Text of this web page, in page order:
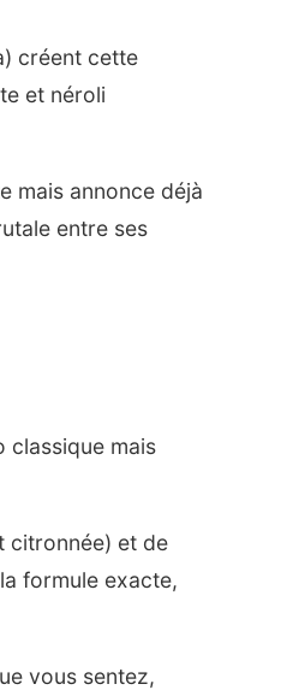
créent cette
et néroli
mais annonce déjà
entre ses
classique mais
citronnée) et de
formule exacte,
vous sentez,